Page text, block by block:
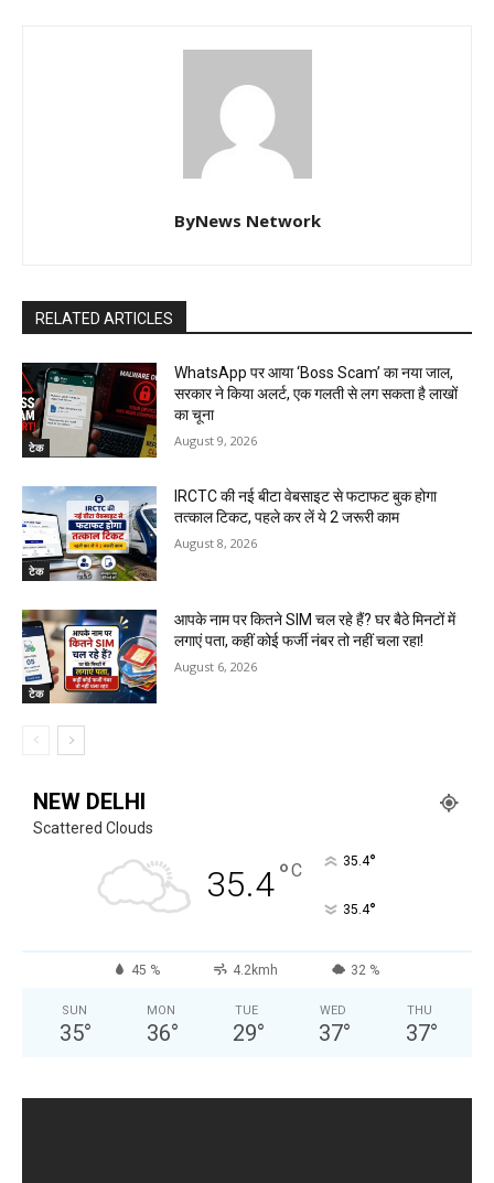
ByNews Network
RELATED ARTICLES
टेक
WhatsApp पर आया ‘Boss Scam’ का नया जाल,
सरकार ने किया अलर्ट, एक गलती से लग सकता है लाखों
का चूना
August 9, 2026
टेक
IRCTC की नई बीटा वेबसाइट से फटाफट बुक होगा
तत्काल टिकट, पहले कर लें ये 2 जरूरी काम
August 8, 2026
टेक
आपके नाम पर कितने SIM चल रहे हैं? घर बैठे मिनटों में
लगाएं पता, कहीं कोई फर्जी नंबर तो नहीं चला रहा!
August 6, 2026
NEW DELHI
Scattered Clouds
35.4°C 35.4°
35.4°
45 % 4.2kmh 32 %
SUN
35°
MON
36°
TUE
29°
WED
37°
THU
37°